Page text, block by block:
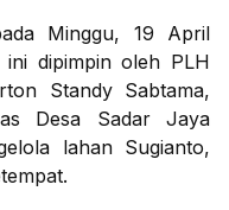
Minggu, 19 April
dipimpin oleh PLH
Standy Sabtama,
Desa Sadar Jaya
lahan Sugianto,